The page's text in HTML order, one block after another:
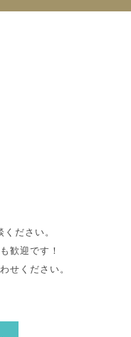
ださい。
歓迎です！
せください。